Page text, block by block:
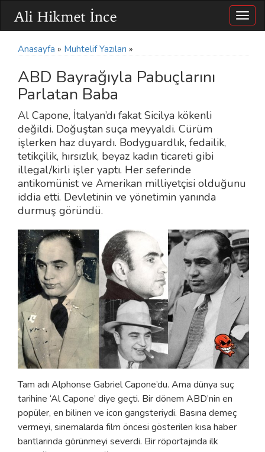
Anasayfa » Muhtelif Yazıları »
ABD Bayrağıyla Pabuçlarını
Parlatan Baba
Al Capone, İtalyan’dı fakat Sicilya kökenli
değildi. Doğuştan suça meyyaldi. Cürüm
işlerken haz duyardı. Bodyguardlık, fedailik,
tetikçilik, hırsızlık, beyaz kadın ticareti gibi
illegal/kirli işler yaptı. Her seferinde
antikomünist ve Amerikan milliyetçisi olduğunu
iddia etti. Devletinin ve yönetimin yanında
durmuş göründü.
Tam adı Alphonse Gabriel Capone’du. Ama dünya suç
tarihine ‘Al Capone’ diye geçti. Bir dönem ABD’nin en
popüler, en bilinen ve icon gangsteriydi. Basına demeç
vermeyi, sinemalarda film öncesi gösterilen kısa haber
bantlarında görünmeyi severdi. Bir röportajında ilk